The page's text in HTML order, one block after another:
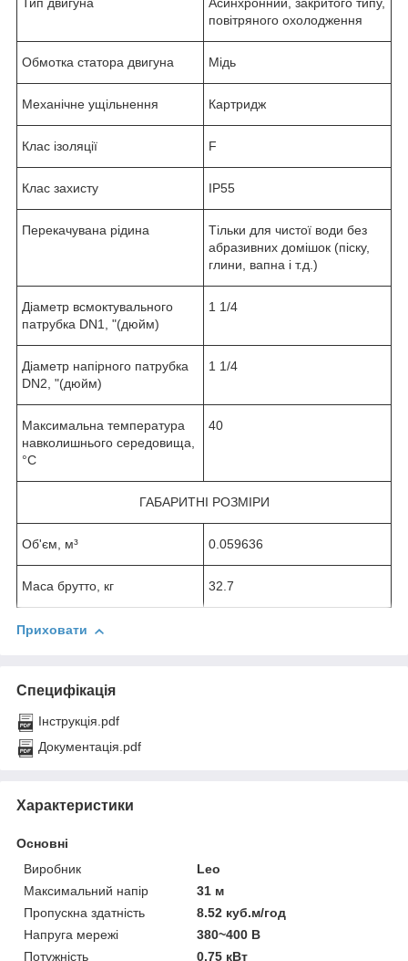
Тип двигуна
Асинхронний, закритого типу,
повітряного охолодження
Обмотка статора двигуна Мідь
Механічне ущільнення Картридж
Клас ізоляції F
Клас захисту IP55
Перекачувана рідина
Тільки для чистої води без
абразивних домішок (піску,
глини, вапна і т.д.)
Діаметр всмоктувального
патрубка DN1, "(дюйм)
1 1/4
Діаметр напірного патрубка
DN2, "(дюйм)
1 1/4
Максимальна температура
навколишнього середовища,
°C
40
ГАБАРИТНІ РОЗМІРИ
Об'єм, м³ 0.059636
Маса брутто, кг 32.7
Приховати
Специфікація
Інструкція.pdf
Документація.pdf
Характеристики
Основні
Виробник
Leo
Максимальний напір
31 м
Пропускна здатність
8.52 куб.м/год
Напруга мережі
380~400 В
Потужність
0.75 кВт